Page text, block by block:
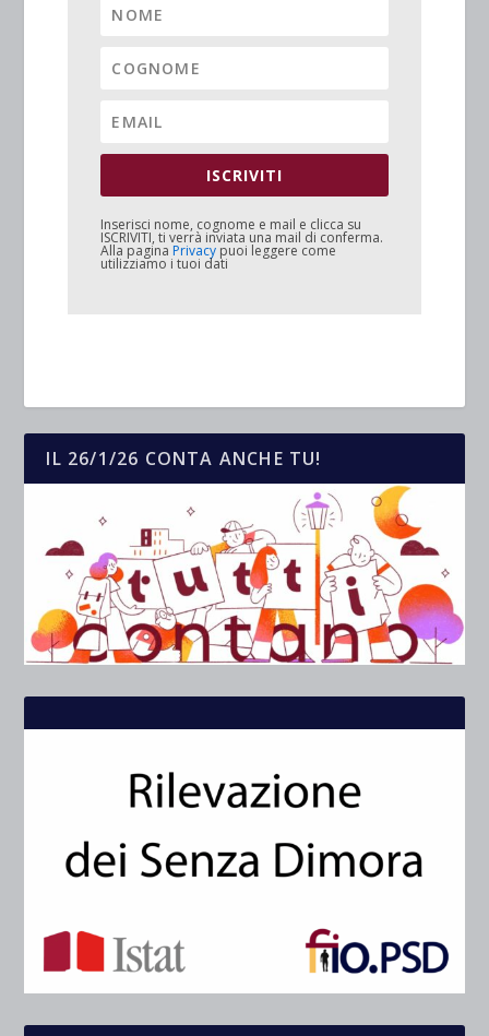
ISCRIVITI
Inserisci nome, cognome e mail e clicca su
ISCRIVITI, ti verrà inviata una mail di conferma.
Alla pagina Privacy puoi leggere come
utilizziamo i tuoi dati
IL 26/1/26 CONTA ANCHE TU!